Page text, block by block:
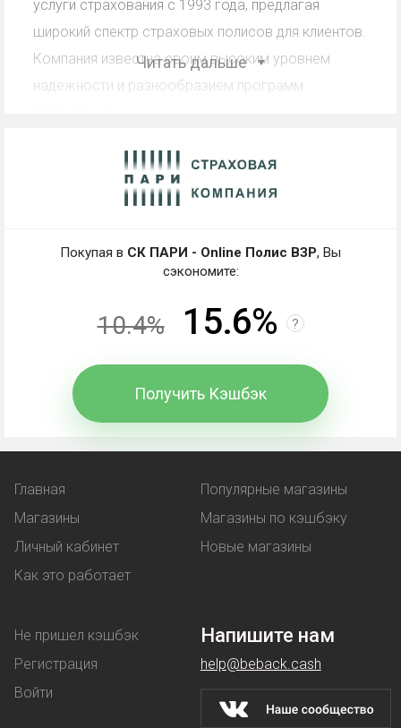
услуги страхования с 1993 года, предлагая
широкий спектр страховых полисов для клиентов.
Компания известна своим высоким уровнем
надежности и разнообразием программ
Кэшбэк СК ПАРИ - Online
Полис ВЗР: работа со скидкой,
Кэшбэк - частичный возврат магазином клиенту
от других вариантов экономии?
Промокод- комбинация символов, вводимая при
оформлении покупки. В обмен покупатель
получает выгоду:
услугу, предоставляемая бонусом -
например, бесплатная доставка.
использовании клиент покупает товар по
Скидкимагазины предоставляют на разных
условиях: их делают постоянным покупателям,
предлагают денежные выгоды при оптовой
Читать дальше
Покупая в СК ПАРИ - Online Полис ВЗР, Вы
сэкономите:
10.4% 15.6% ?
Получить Кэшбэк
Главная
Магазины
Личный кабинет
Как это работает
Популярные магазины
Магазины по кэшбэку
Новые магазины
Не пришел кэшбэк
Регистрация
Войти
Напишите нам
help@beback.cash